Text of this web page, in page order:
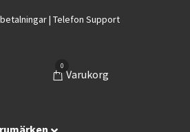
| Telefon Support
0
Varukorg